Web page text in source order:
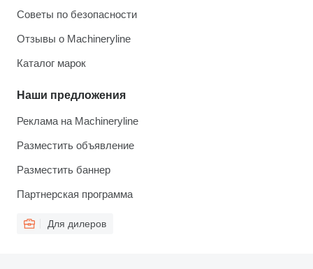
Советы по безопасности
Отзывы о Machineryline
Каталог марок
Наши предложения
Реклама на Machineryline
Разместить объявление
Разместить баннер
Партнерская программа
Для дилеров